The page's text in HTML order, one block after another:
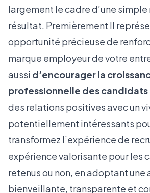
largement le cadre d’une
résultat. Premièrement Il
opportunité précieuse de
marque employeur de votre
aussi d’encourager la
professionnelle des candidats
des relations positives avec un
potentiellement intéressants
transformez l’expérience de
expérience valorisante pour les
retenus ou non, en adoptant une
bienveillante, transparente et